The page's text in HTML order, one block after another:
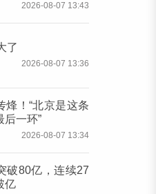
2026-08-07 13:43
了
2026-08-07 13:36
烽！“北京是这条
后一环”
2026-08-07 13:34
破80亿，连续27
亿